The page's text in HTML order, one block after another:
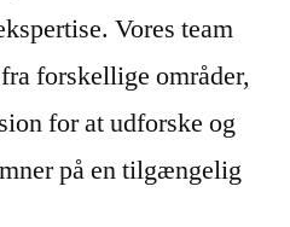
Vores team
forskellige områder,
for at udforske og
på en tilgængelig